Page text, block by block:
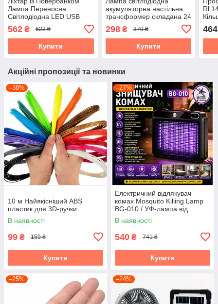
Лампа Переносна
Світлодіодна LED USB
562 ₴ 622 ₴
Купити
акумуляторна настільна
трансформер складана 24
298₴ 370 ₴
Купити
Rl
464
Акційні пропозиції та новинки
–38%
10 м Найякісніший ABS
пластик для 3D-ручки
В наявності
99 ₴ 159 ₴
Купити
–27%
Електричний відлякувач
комах Mosquito Killing Lamp
BG-010 / УФ-лампа від
комарів 360° USB / Настінний
знищувач комах
В наявності
540 ₴ 741 ₴
Купити
–25% –24%